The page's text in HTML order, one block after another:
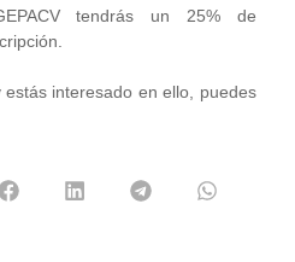
tendrás un 25% de
interesado en ello, puedes